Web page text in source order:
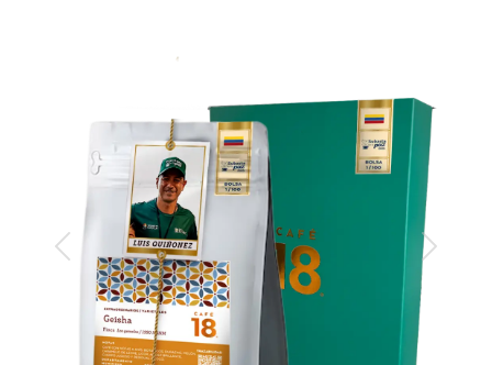
Anterior Siguiente